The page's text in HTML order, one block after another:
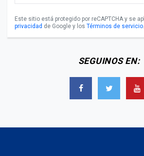
Este sitio está protegido por reCAPTCHA y se
privacidad de Google y los Términos de servicio.
SEGUINOS EN: